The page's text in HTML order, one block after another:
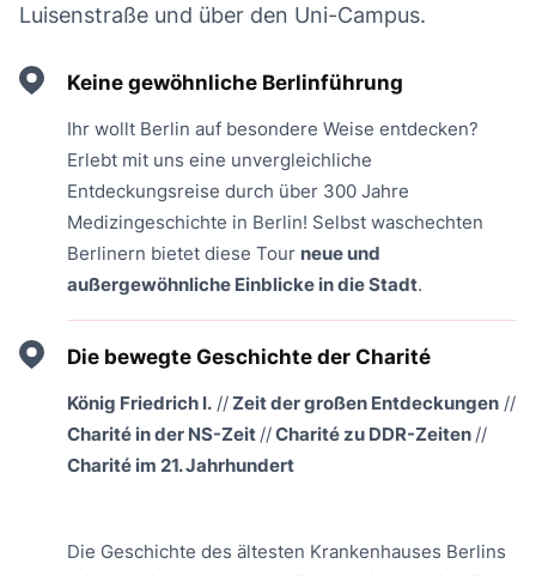
Luisenstraße und über den Uni-Campus.
Keine gewöhnliche Berlinführung
Ihr wollt Berlin auf besondere Weise entdecken?
Erlebt mit uns eine unvergleichliche
Entdeckungsreise durch über 300 Jahre
Medizingeschichte in Berlin! Selbst waschechten
Berlinern bietet diese Tour neue und
außergewöhnliche Einblicke in die Stadt.
Die bewegte Geschichte der Charité
König Friedrich I. //Zeit der großen Entdeckungen //
Charité in der NS-Zeit //Charité zu DDR-Zeiten //
Charité im 21. Jahrhundert
Die Geschichte des ältesten Krankenhauses Berlins